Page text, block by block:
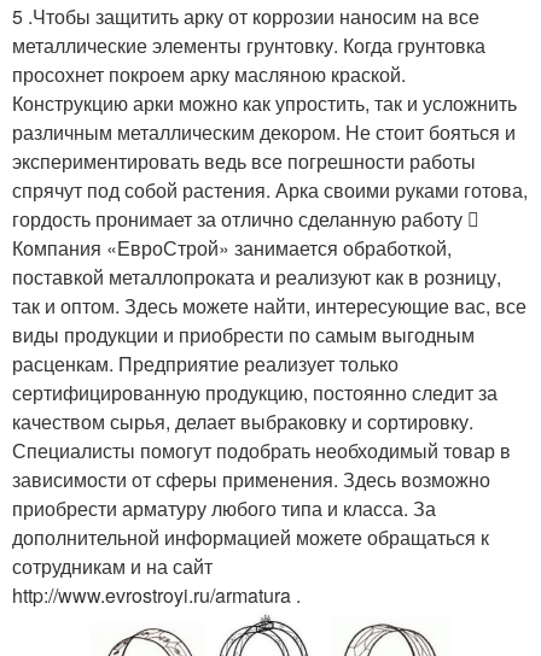
5 .Чтобы защитить арку от коррозии наносим на все
металлические элементы грунтовку. Когда грунтовка
просохнет покроем арку масляною краской.
Конструкцию арки можно как упростить, так и усложнить
различным металлическим декором. Не стоит бояться и
экспериментировать ведь все погрешности работы
спрячут под собой растения. Арка своими руками готова,
гордость пронимает за отлично сделанную работу 
Компания «ЕвроСтрой» занимается обработкой,
поставкой металлопроката и реализуют как в розницу,
так и оптом. Здесь можете найти, интересующие вас, все
виды продукции и приобрести по самым выгодным
расценкам. Предприятие реализует только
сертифицированную продукцию, постоянно следит за
качеством сырья, делает выбраковку и сортировку.
Специалисты помогут подобрать необходимый товар в
зависимости от сферы применения. Здесь возможно
приобрести арматуру любого типа и класса. За
дополнительной информацией можете обращаться к
сотрудникам и на сайт
http://www.evrostroyi.ru/armatura .